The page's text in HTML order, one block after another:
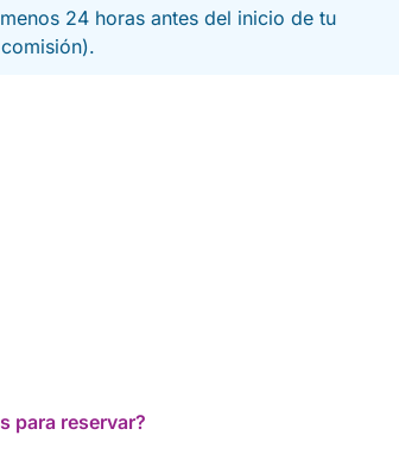
24 horas antes del inicio de tu
para reservar?